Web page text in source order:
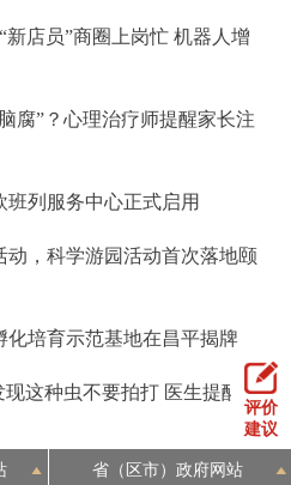
新店员”商圈上岗忙 机器人增
腐”？心理治疗师提醒家长注
列服务中心正式启用
动，科学游园活动首次落地颐
化培育示范基地在昌平揭牌
这种虫不要拍打 医生提醒
评价
建议
省（区市）政府网站